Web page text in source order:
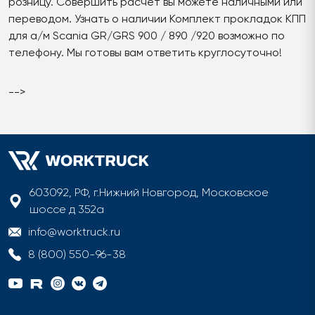
переводом. Узнать о наличии Комплект прокладок КПП
для а/м Scania GR/GRS 900 / 890 /920 возможно по
телефону. Мы готовы вам ответить круглосуточно!
-->
603092, РФ, г.Нижний Новгород, Московское
шоссе д 352а
info@worktruck.ru
8 (800) 550-96-38